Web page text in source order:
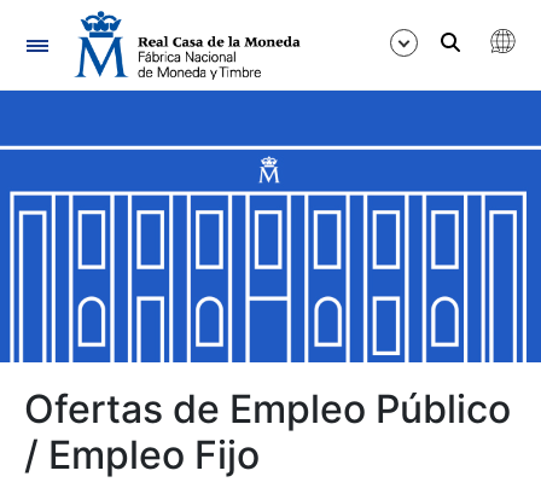
Navegación
Mostrar/Ocultar
Mostrar/Ocultar
Mostrar/Ocultar
Mostrar/Ocultar
Ofertas de Empleo Público
/ Empleo Fijo